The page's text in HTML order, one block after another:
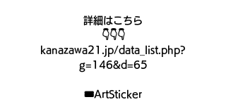
詳細はこちら
👇👇👇
kanazawa21.jp/data_list.php?
g=146&d=65
🎟ArtSticker